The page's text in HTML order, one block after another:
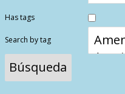
Has tags
Search by tag